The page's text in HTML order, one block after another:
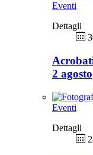
Eventi
Dettagli
2 agosto
Eventi
Dettagli